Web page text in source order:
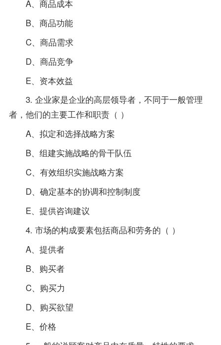
A、商品成本
B、商品功能
C、商品需求
D、商品竞争
E、资本效益
3. 企业家是企业的高层领导者，不同于一般管理
者，他们的主要工作和职责（ ）
A、拟定和选择战略方案
B、组建实施战略的骨干队伍
C、有效组织实施战略方案
D、确定基本的协调和控制制度
E、提供咨询建议
4. 市场的构成要素包括商品和劳务的（ ）
A、提供者
B、购买者
C、购买力
D、购买欲望
E、价格